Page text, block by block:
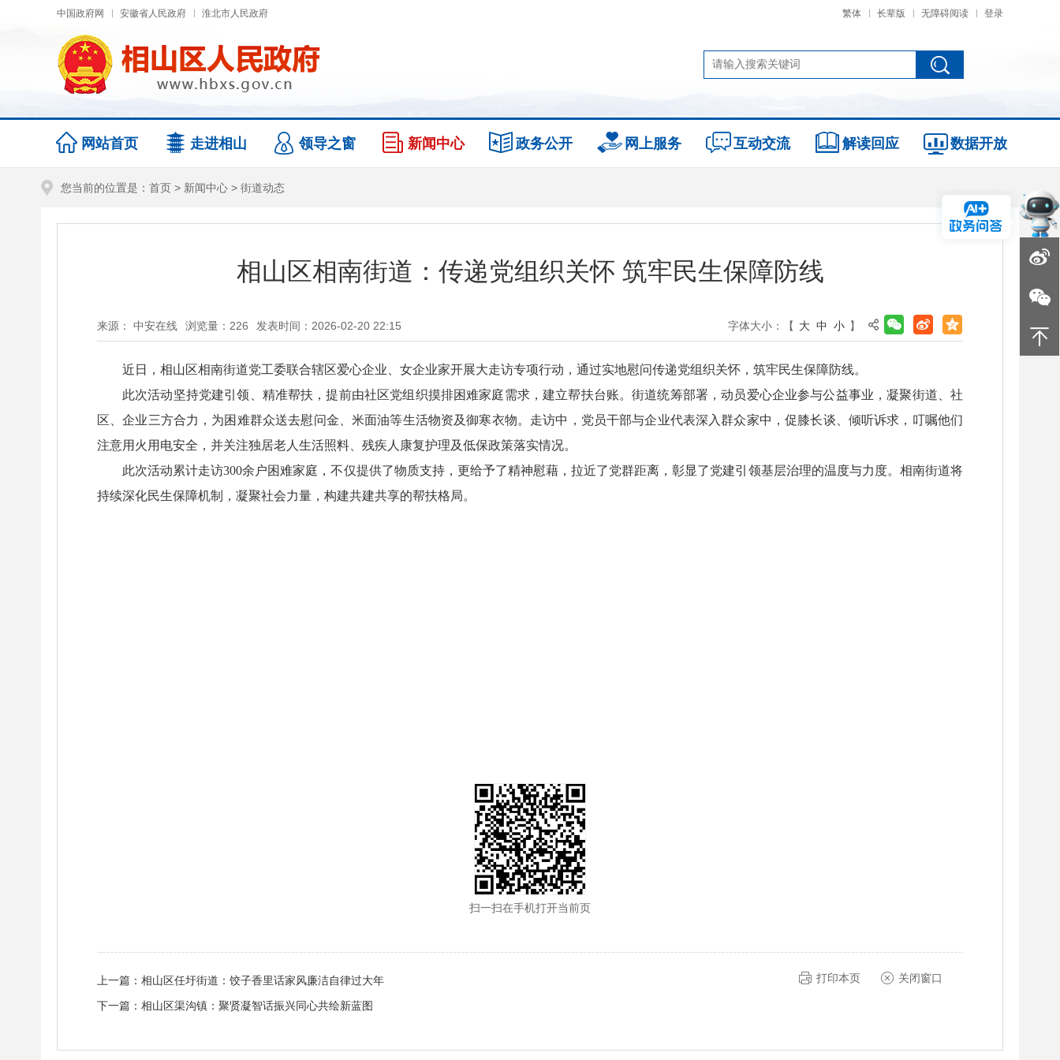
中国政府网 安徽省人民政府 淮北市人民政府 繁体 长辈版 无障碍阅读 登录
网站首页 走进相山 领导之窗 新闻中心 政务公开 网上服务 互动交流 解读回应 数据开放
您当前的位置是： 首页 > 新闻中心 > 街道动态
相山区相南街道：传递党组织关怀 筑牢民生保障防线
来源： 中安在线 浏览量： 226 发表时间：2026-02-20 22:15 字体大小：【 大 中 小 】
近日，相山区相南街道党工委联合辖区爱心企业、女企业家开展大走访专项行动，通过实地慰问传递党组织关怀，筑牢民生保障防线。
此次活动坚持党建引领、精准帮扶，提前由社区党组织摸排困难家庭需求，建立帮扶台账。街道统筹部署，动员爱心企业参与公益事业，凝聚街道、社
区、企业三方合力，为困难群众送去慰问金、米面油等生活物资及御寒衣物。走访中，党员干部与企业代表深入群众家中，促膝长谈、倾听诉求，叮嘱他们
注意用火用电安全，并关注独居老人生活照料、残疾人康复护理及低保政策落实情况。
此次活动累计走访300余户困难家庭，不仅提供了物质支持，更给予了精神慰藉，拉近了党群距离，彰显了党建引领基层治理的温度与力度。相南街道将
持续深化民生保障机制，凝聚社会力量，构建共建共享的帮扶格局。
扫一扫在手机打开当前页
打印本页 关闭窗口
上一篇： 相山区任圩街道：饺子香里话家风廉洁自律过大年
下一篇： 相山区渠沟镇：聚贤凝智话振兴同心共绘新蓝图